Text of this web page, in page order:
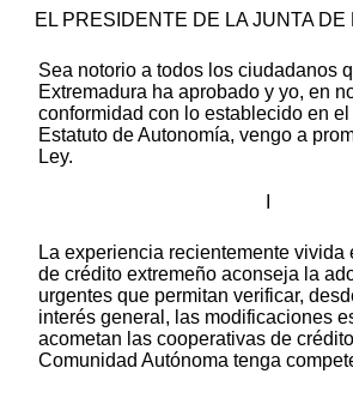
EL PRESIDENTE DE LA JUNTA
Sea notorio a todos los ciudadanos
Extremadura ha aprobado y yo, en
conformidad con lo establecido en el
Estatuto de Autonomía, vengo a
Ley.
La experiencia recientemente vivida
de crédito extremeño aconseja la
urgentes que permitan verificar,
interés general, las modificaciones
acometan las cooperativas de
Comunidad Autónoma tenga